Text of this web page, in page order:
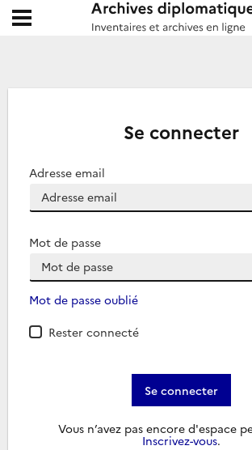
Archives diplomatiques
Ouvrir le menu déroulant
Se connecter
Adresse email
Mot de passe
Mot de passe oublié
Rester connecté
Se connecter
Vous n’avez pas encore d'espace
Inscrivez-vous.